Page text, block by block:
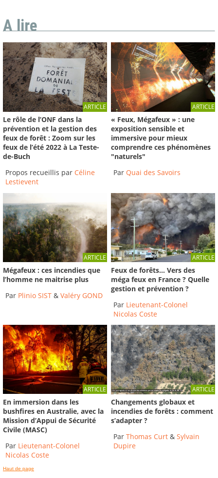
A lire
ARTICLE
Le rôle de l’ONF dans la
prévention et la gestion des
feux de forêt : Zoom sur les
feux de l’été 2022 à La Teste-
de-Buch
Propos recueillis par Céline
Lestievent
ARTICLE
« Feux, Mégafeux » : une
exposition sensible et
immersive pour mieux
comprendre ces phénomènes
"naturels"
Par Quai des Savoirs
ARTICLE
Mégafeux : ces incendies que
l’homme ne maitrise plus
Par Plinio SIST & Valéry GOND
ARTICLE
Feux de forêts… Vers des
méga feux en France ? Quelle
gestion et prévention ?
Par Lieutenant-Colonel
Nicolas Coste
ARTICLE
En immersion dans les
bushfires en Australie, avec la
Mission d’Appui de Sécurité
Civile (MASC)
Par Lieutenant-Colonel
Nicolas Coste
ARTICLE
Changements globaux et
incendies de forêts : comment
s’adapter ?
ParThomas Curt &Sylvain
Dupire
Haut de page